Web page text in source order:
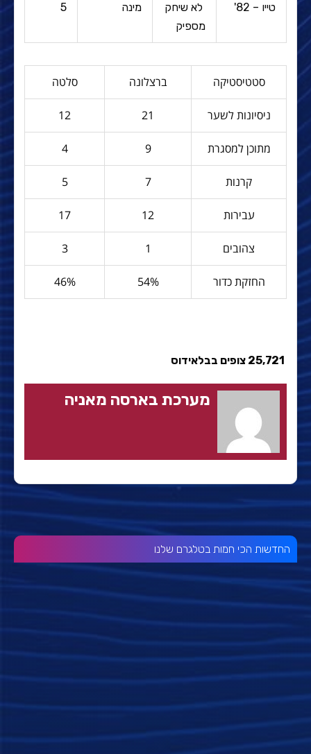
טייו – 82'
לא שיחק
מספיק
מינה 5
סטטיסטיקה ברצלונה סלטה
ניסיונות לשער 21
12
מתוכן למסגרת 9
4
קרנות 7
5
עבירות 12
17
צהובים 1
3
החזקת כדור 54%
46%
מערכת בארסה מאניה
החדשות הכי חמות בטלגרם שלנו